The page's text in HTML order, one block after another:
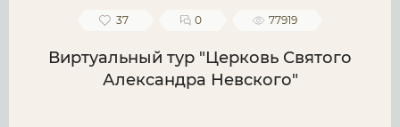
37 0 77919
Виртуальный тур "Церковь Святого
Александра Невского"